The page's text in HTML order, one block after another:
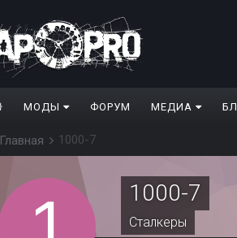
МОДЫ ФОРУМ МЕДИА
Главная 1000-7
1000-7
Сталкеры